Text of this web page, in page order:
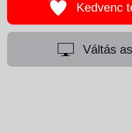
Kedvenc
Váltás